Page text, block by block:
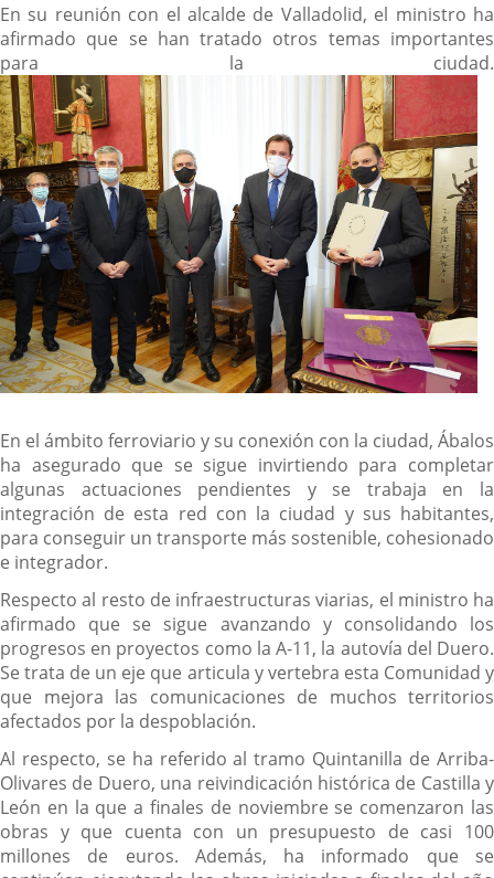
En su reunión con el alcalde de Valladolid, el ministro ha
afirmado que se han tratado otros temas importantes
para la ciudad.
En el ámbito ferroviario y su conexión con la ciudad, Ábalos
ha asegurado que se sigue invirtiendo para completar
algunas actuaciones pendientes y se trabaja en la
integración de esta red con la ciudad y sus habitantes,
para conseguir un transporte más sostenible, cohesionado
e integrador.
Respecto al resto de infraestructuras viarias, el ministro ha
afirmado que se sigue avanzando y consolidando los
progresos en proyectos como la A-11, la autovía del Duero.
Se trata de un eje que articula y vertebra esta Comunidad y
que mejora las comunicaciones de muchos territorios
afectados por la despoblación.
Al respecto, se ha referido al tramo Quintanilla de Arriba-
Olivares de Duero, una reivindicación histórica de Castilla y
León en la que a finales de noviembre se comenzaron las
obras y que cuenta con un presupuesto de casi 100
millones de euros. Además, ha informado que se